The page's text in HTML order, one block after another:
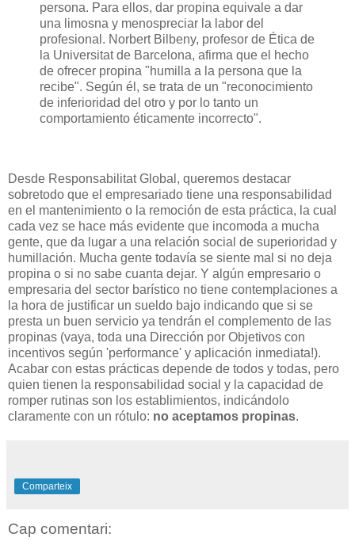
persona. Para ellos, dar propina equivale a dar
una limosna y menospreciar la labor del
profesional. Norbert Bilbeny, profesor de Ética de
la Universitat de Barcelona, afirma que el hecho
de ofrecer propina "humilla a la persona que la
recibe". Según él, se trata de un "reconocimiento
de inferioridad del otro y por lo tanto un
comportamiento éticamente incorrecto".
Desde Responsabilitat Global, queremos destacar
sobretodo que el empresariado tiene una responsabilidad
en el mantenimiento o la remoción de esta práctica, la cual
cada vez se hace más evidente que incomoda a mucha
gente, que da lugar a una relación social de superioridad y
humillación. Mucha gente todavía se siente mal si no deja
propina o si no sabe cuanta dejar. Y algún empresario o
empresaria del sector barístico no tiene contemplaciones a
la hora de justificar un sueldo bajo indicando que si se
presta un buen servicio ya tendrán el complemento de las
propinas (vaya, toda una Dirección por Objetivos con
incentivos según 'performance' y aplicación inmediata!).
Acabar con estas prácticas depende de todos y todas, pero
quien tienen la responsabilidad social y la capacidad de
romper rutinas son los establimientos, indicándolo
claramente con un rótulo: no aceptamos propinas.
Comparteix
Cap comentari: